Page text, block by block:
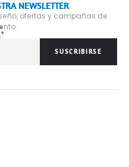
NEWSLETTER
ofertas y campañas de
SUSCRIBIRSE